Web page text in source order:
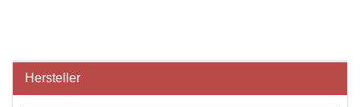
Hersteller